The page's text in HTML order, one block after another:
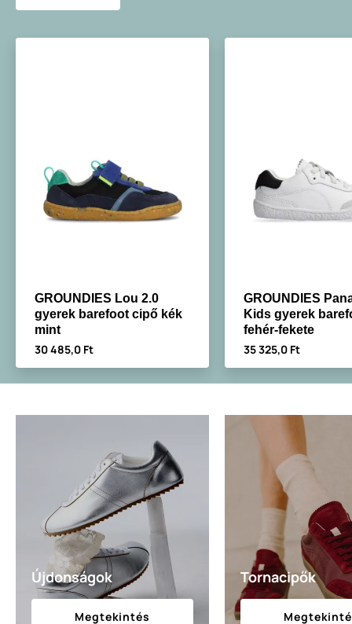
GROUNDIES Lou 2.0
gyerek barefoot cipő kék
mint
30 485,0 Ft
GROUNDIES
Kids gyerek
fehér-fekete
35 325,0 Ft
Újdonságok
Megtekintés
Tornacipők